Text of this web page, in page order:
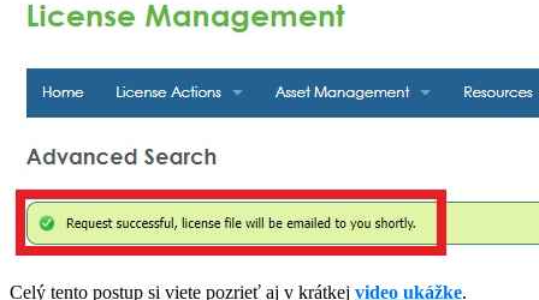
Celý tento postup si viete pozrieť aj v krátkej video ukážke.